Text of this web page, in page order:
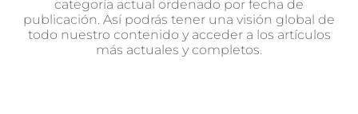
categoría actual ordenado por fecha de
publicación. Así podrás tener una visión global de
todo nuestro contenido y acceder a los artículos
más actuales y completos.